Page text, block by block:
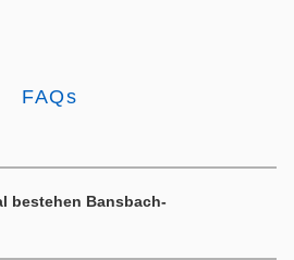
FAQs
bestehen Bansbach-